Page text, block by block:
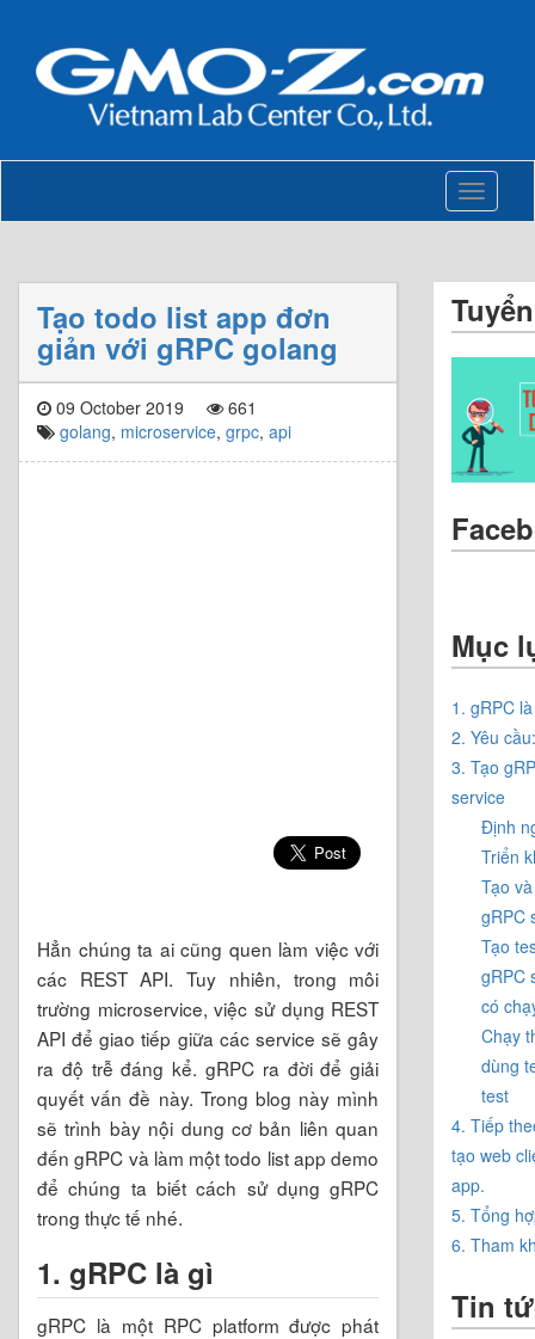
Toggle
Tạo todo list app đơn
giản với gRPC golang
09 October 2019
661
golang, microservice, grpc, api
Hẳn chúng ta ai cũng quen làm việc với
các REST API. Tuy nhiên, trong môi
trường microservice, việc sử dụng REST
API để giao tiếp giữa các service sẽ gây
ra độ trễ đáng kể. gRPC ra đời để giải
quyết vấn đề này. Trong blog này mình
sẽ trình bày nội dung cơ bản liên quan
đến gRPC và làm một todo list app demo
để chúng ta biết cách sử dụng gRPC
trong thực tế nhé.
1. gRPC là gì
gRPC là một RPC platform được phát
Mục
1. gRPC
2. Yêu
3. Tạo
service
Định
Triển
Tạo
gRPC
Tạo
gRPC
có
Chạy
dùng
test
4. Tiếp
tạo web
app.
5. Tổng
6. Tham
Tin